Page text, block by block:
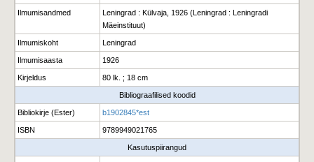
Ilmumisandmed
Leningrad : Külvaja, 1926 (Leningrad : Leningradi
Mäeinstituut)
Ilmumiskoht Leningrad
Ilmumisaasta 1926
Kirjeldus 80 lk. ; 18 cm
Bibliograafilised koodid
Bibliokirje (Ester) b1902845*est
ISBN 9789949021765
Kasutuspiirangud